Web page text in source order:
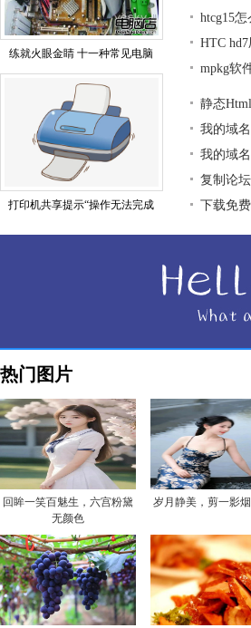
练就火眼金睛 十一种常见电脑
打印机共享提示“操作无法完成
htcg15
HTC
mpkg软
静态
我的域
我的域
复制论
下载免
热门图片
回眸一笑百魅生，六宫粉黛
无颜色
岁月静美，剪一影